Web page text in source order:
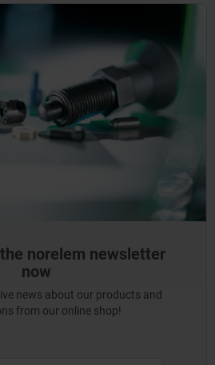
norelem newsletter
now
news about our products and
from our online shop!